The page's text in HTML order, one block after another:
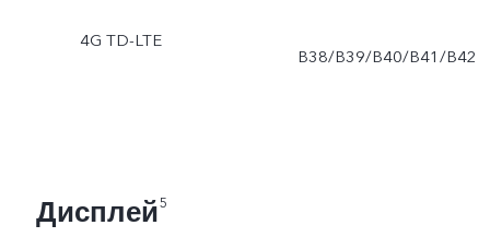
4G TD-LTE
B38/B39/B40/B41/B42
Дисплей5